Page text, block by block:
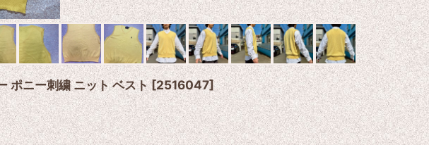
ニー刺繍 ニット ベスト[2516047]